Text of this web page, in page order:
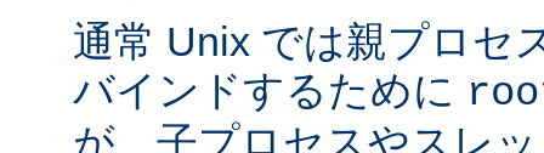
通常 Unix では親プロセ
バインドするために
が、子プロセスやスレ